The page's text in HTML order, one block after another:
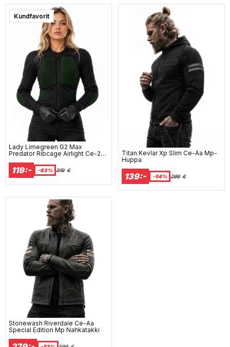
Kundfavorit
Lady Limegreen G2 Max
Predator Ribcage Airlight Ce-2
119:- -63% 319 €
Titan Kevlar Xp Slim Ce-Aa Mp-
Huppa
139:- -54% 299 €
Stonewash Riverdale Ce-Aa
Special Edition Mp Nahkatakki